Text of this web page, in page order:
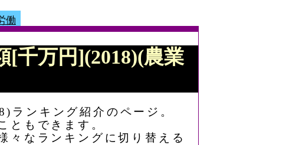
働
[千万円](2018)(農業
ンキング紹介のページ。
ともできます。
々なランキングに切り替える